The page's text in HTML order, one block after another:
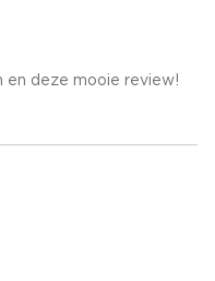
en deze mooie review!